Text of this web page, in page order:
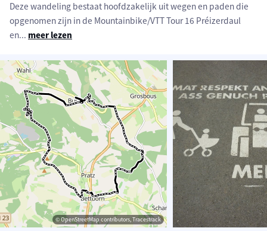
Deze wandeling bestaat hoofdzakelijk uit wegen en paden die
opgenomen zijn in de Mountainbike/VTT Tour 16 Préizerdaul
en... meer lezen
© OpenStreetMap contributors, Tracestrack